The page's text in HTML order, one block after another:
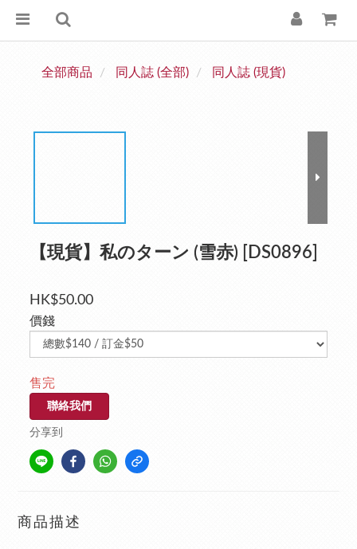
全部商品 同人誌 (全部) 同人誌 (現貨)
【現貨】私のターン (雪赤) [DS0896]
HK$50.00
價錢
售完
聯絡我們
分享到
商品描述